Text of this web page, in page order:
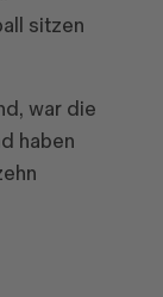
sitzen
war die
haben